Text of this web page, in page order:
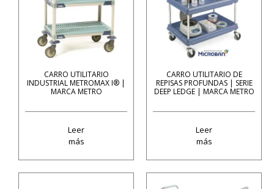
CARRO UTILITARIO
INDUSTRIAL METROMAX I® |
MARCA METRO
Leer
más
CARRO UTILITARIO DE
REPISAS PROFUNDAS | SERIE
DEEP LEDGE | MARCA METRO
Leer
más